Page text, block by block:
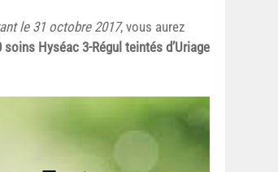
le 31 octobre 2017, vous aurez
Hyséac 3-Régul teintés d’Uriage